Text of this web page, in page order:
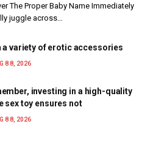
The Proper Baby Name Immediately
juggle across…
a variety of erotic accessories
8 8, 2026
investing in a high-quality
sex toy ensures not
8 8, 2026